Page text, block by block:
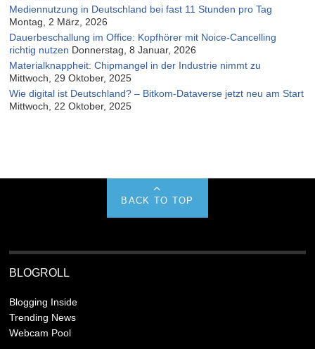
Mediennutzung in Deutschland bei fast 11 Stunden pro Tag
Montag, 2 März, 2026
Dauerbeschallung im Office: Kopfhörer mit Noice-Cancelling
richtig nutzen Donnerstag, 8 Januar, 2026
Materialknappheit: Chipmangel in der Industrie nimmt zu
Mittwoch, 29 Oktober, 2025
Wie digital ist Deutschland? – Bitkom-Dataverse jetzt neu am Start
Mittwoch, 22 Oktober, 2025
BACK TO TOP
BLOGROLL
Blogging Inside
Trending News
Webcam Pool